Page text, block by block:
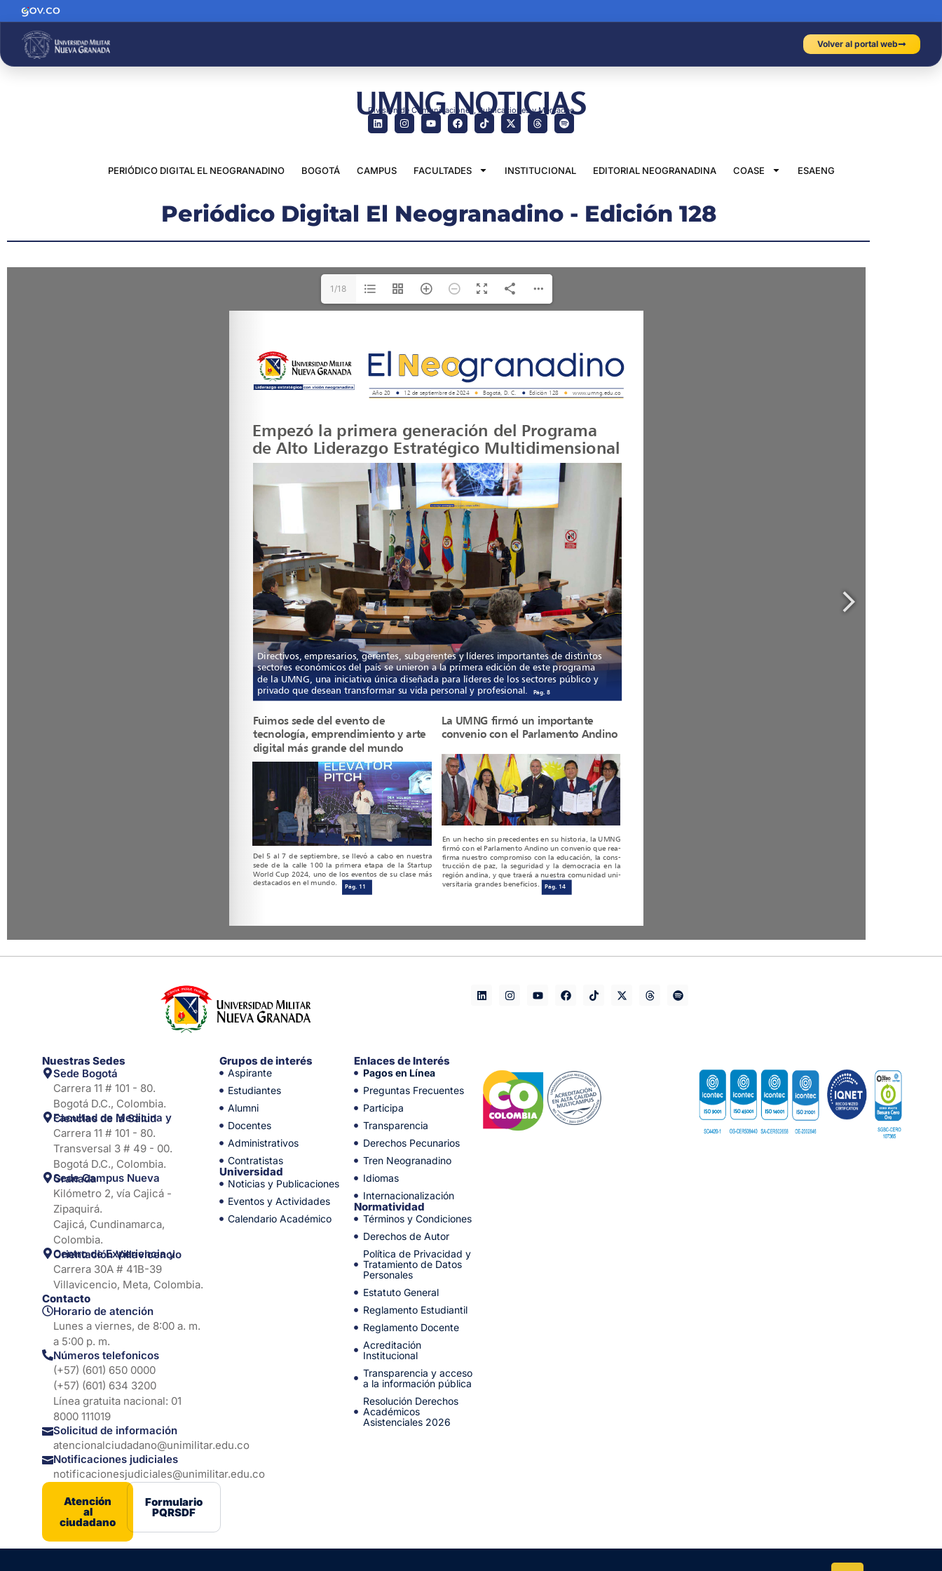
Volver al portal web
UMNG NOTICIAS
División de Comunicaciones, Publicaciones y Mercadeo
PERIÓDICO DIGITAL EL NEOGRANADINO BOGOTÁ CAMPUS FACULTADES INSTITUCIONAL EDITORIAL NEOGRANADINA COASE ESAENG
Periódico Digital El Neogranadino - Edición 128
1/18
Nuestras Sedes
Sede Bogotá
Carrera 11 # 101 - 80.
Bogotá D.C., Colombia.
Facultad de Medicina y Ciencias de la Salud
Carrera 11 # 101 - 80.
Transversal 3 # 49 - 00.
Bogotá D.C., Colombia.
Sede Campus Nueva Granada
Kilómetro 2, vía Cajicá -
Zipaquirá.
Cajicá, Cundinamarca,
Colombia.
Centro de Experiencia y Orientación Villavicencio
Carrera 30A # 41B-39
Villavicencio, Meta, Colombia.
Contacto
Horario de atención
Lunes a viernes, de 8:00 a. m.
a 5:00 p. m.
Números telefonicos
(+57) (601) 650 0000
(+57) (601) 634 3200
Línea gratuita nacional: 01
8000 111019
Solicitud de información
atencionalciudadano@unimilitar.edu.co
Notificaciones judiciales
notificacionesjudiciales@unimilitar.edu.co
Atención
al
ciudadano
Formulario
PQRSDF
Grupos de interés
Aspirante
Estudiantes
Alumni
Docentes
Administrativos
Contratistas
Universidad
Noticias y Publicaciones
Eventos y Actividades
Calendario Académico
Enlaces de Interés
Pagos en Línea
Preguntas Frecuentes
Participa
Transparencia
Derechos Pecunarios
Tren Neogranadino
Idiomas
Internacionalización
Normatividad
Términos y Condiciones
Derechos de Autor
Política de Privacidad y
Tratamiento de Datos
Personales
Estatuto General
Reglamento Estudiantil
Reglamento Docente
Acreditación
Institucional
Transparencia y acceso
a la información pública
Resolución Derechos
Académicos
Asistenciales 2026